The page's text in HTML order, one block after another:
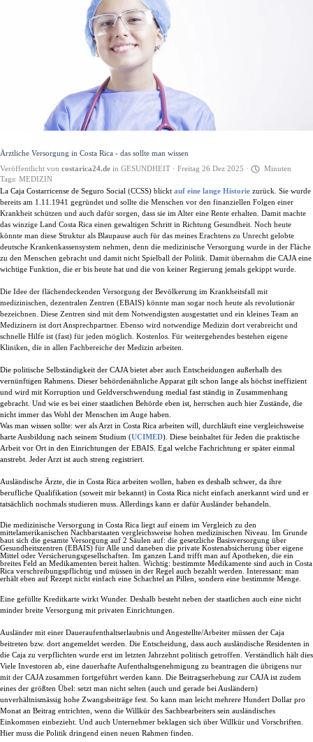
Direkt zum Seiteninhalt
Ärztliche Versorgung in Costa Rica - das sollte man wissen
Veröffentlicht von costarica24.de in GESUNDHEIT · Freitag 26 Dez 2025 ·
Minuten
Tags: MEDIZIN
La Caja Costarricense de Seguro Social (CCSS) blickt auf eine lange Historie zurück. Sie wurde
bereits am 1.11.1941 gegründet und sollte die Menschen vor den finanziellen Folgen einer
Krankheit schützen und auch dafür sorgen, dass sie im Alter eine Rente erhalten. Damit machte
das winzige Land Costa Rica einen gewaltigen Schritt in Richtung Gesundheit. Noch heute
könnte man diese Struktur als Blaupause auch für das meines Erachtens zu Unrecht gelobte
deutsche Krankenkassensystem nehmen, denn die medizinische Versorgung wurde in der Fläche
zu den Menschen gebracht und damit nicht Spielball der Politik. Damit übernahm die CAJA eine
wichtige Funktion, die er bis heute hat und die von keiner Regierung jemals gekippt wurde.
Die Idee der flächendeckenden Versorgung der Bevölkerung im Krankheitsfall mit
medizinischen, dezentralen Zentren (EBAIS) könnte man sogar noch heute als revolutionär
bezeichnen. Diese Zentren sind mit dem Notwendigsten ausgestattet und ein kleines Team an
Medizinern ist dort Ansprechpartner. Ebenso wird notwendige Medizin dort verabreicht und
schnelle Hilfe ist (fast) für jeden möglich. Kostenlos. Für weitergehendes bestehen eigene
Kliniken, die in allen Fachbereiche der Medizin arbeiten.
Die politische Selbständigkeit der CAJA bietet aber auch Entscheidungen außerhalb des
vernünftigen Rahmens. Dieser behördenähnliche Apparat gilt schon lange als höchst ineffizient
und wird mit Korruption und Geldverschwendung medial fast ständig in Zusammenhang
gebracht. Und wie es bei einer staatlichen Behörde eben ist, herrschen auch hier Zustände, die
nicht immer das Wohl der Menschen im Auge haben.
Was man wissen sollte: wer als Arzt in Costa Rica arbeiten will, durchläuft eine vergleichsweise
harte Ausbildung nach seinem Studium (UCIMED). Diese beinhaltet für Jeden die praktische
Arbeit vor Ort in den Einrichtungen der EBAIS. Egal welche Fachrichtung er später einmal
anstrebt. Jeder Arzt ist auch streng registriert.
Ausländische Ärzte, die in Costa Rica arbeiten wollen, haben es deshalb schwer, da ihre
berufliche Qualifikation (soweit mir bekannt) in Costa Rica nicht einfach anerkannt wird und er
tatsächlich nochmals studieren muss. Allerdings kann er dafür Ausländer behandeln.
Die medizinische Versorgung in Costa Rica liegt auf einem im Vergleich zu den
mittelamerikanischen Nachbarstaaten vergleichsweise hohen medizinischen Niveau. Im Grunde
baut sich die gesamte Versorgung auf 2 Säulen auf: die gesetzliche Basisversorgung über
Gesundheitszentren (EBAIS) für Alle und daneben die private Kostenabsicherung über eigene
Mittel oder Versicherungsgesellschaften. Im ganzen Land trifft man auf Apotheken, die ein
breites Feld an Medikamenten bereit halten. Wichtig: bestimmte Medikamente sind auch in Costa
Rica verschreibungspflichtig und müssen in der Regel auch bezahlt werden. Interessant: man
erhält eben auf Rezept nicht einfach eine Schachtel an Pillen, sondern eine bestimmte Menge.
Eine gefüllte Kreditkarte wirkt Wunder. Deshalb besteht neben der staatlichen auch eine nicht
minder breite Versorgung mit privaten Einrichtungen.
Ausländer mit einer Daueraufenthaltserlaubnis und Angestellte/Arbeiter müssen der Caja
beitreten bzw. dort angemeldet werden.
Die Entscheidung, dass auch ausländische Residenten in
die Caja zu verpflichten wurde erst im letzten Jahrzehnt politisch getroffen. Verständlich hält dies
Viele Investoren ab, eine dauerhafte Aufenthaltsgenehmigung zu beantragen die übrigens nur
mit der CAJA zusammen fortgeführt werden kann. Die Beitragserhebung zur CAJA ist zudem
eines der größten Übel: setzt man nicht selten (auch und gerade bei Ausländern)
unverhältnismässig hohe Zwangsbeiträge fest So kann man leicht mehrere Hundert Dollar pro
Monat an Beitrag entrichten, wenn die Willkür des Sachbearbeiters sein ausländisches
Einkommen einbezieht. Und auch Unternehmer beklagen sich über Willkür und Vorschriften.
Hier muss die Politik dringend einen neuen Rahmen finden.